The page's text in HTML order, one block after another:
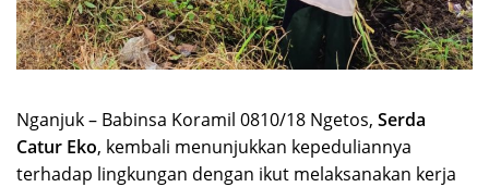
Nganjuk – Babinsa Koramil 0810/18 Ngetos, Serda
Catur Eko, kembali menunjukkan kepeduliannya
terhadap lingkungan dengan ikut melaksanakan kerja